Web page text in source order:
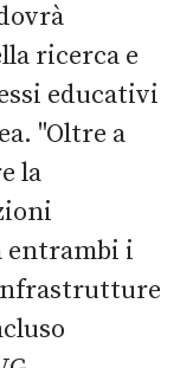
ricerca e
educativi
"Oltre a
la
entrambi i